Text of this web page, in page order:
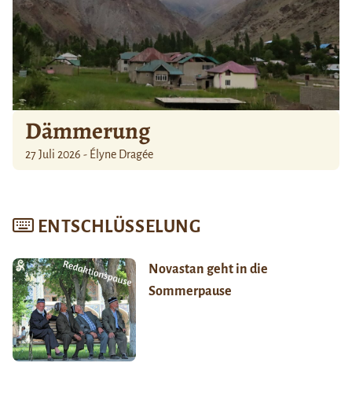
Dämmerung
27 Juli 2026 - Élyne Dragée
ENTSCHLÜSSELUNG
Novastan geht in die
Sommerpause